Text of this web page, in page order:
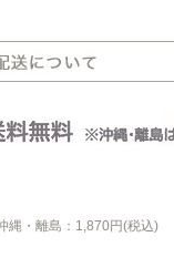
・離島：1,870円(税込)